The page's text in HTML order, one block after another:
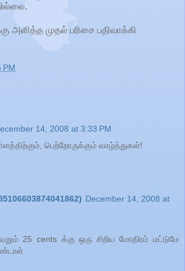
அளித்த முதல் பரிசை பதிவாக்கி
PM
14, 2008 at 3:33 PM
பெற்றோருக்கும் வாழ்த்துகள்!
December 14, 2008 at
25 cents க்கு ஒரு சிறிய மோதிரம் மட்டுமே